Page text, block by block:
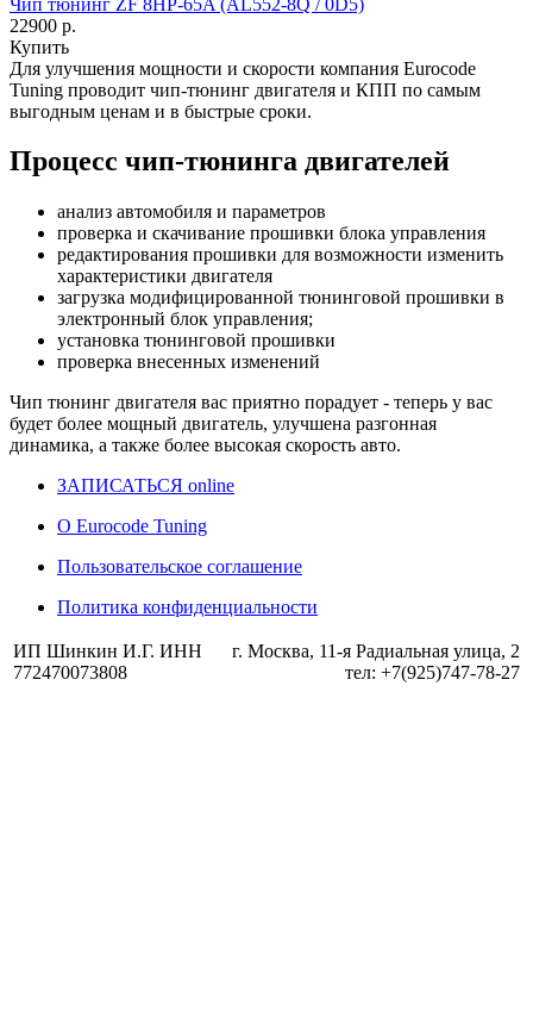
22900 р.
Купить
Для улучшения мощности и скорости компания Eurocode
Tuning проводит чип-тюнинг двигателя и КПП по самым
выгодным ценам и в быстрые сроки.
Процесс чип-тюнинга двигателей
анализ автомобиля и параметров
проверка и скачивание прошивки блока управления
редактирования прошивки для возможности изменить
характеристики двигателя
загрузка модифицированной тюнинговой прошивки в
электронный блок управления;
установка тюнинговой прошивки
проверка внесенных изменений
Чип тюнинг двигателя вас приятно порадует - теперь у вас
будет более мощный двигатель, улучшена разгонная
динамика, а также более высокая скорость авто.
ЗАПИСАТЬСЯ online
О Eurocode Tuning
Пользовательское соглашение
Политика конфиденциальности
ИП Шинкин И.Г. ИНН
772470073808
г. Москва, 11-я Радиальная улица, 2
тел: +7(925)747-78-27